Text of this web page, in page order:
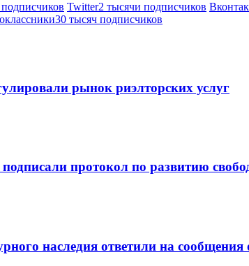
Twitter2 тысячи подписчиков
30 тысяч подписчиков
рынок риэлторских услуг
протокол по развитию
наследия ответили на